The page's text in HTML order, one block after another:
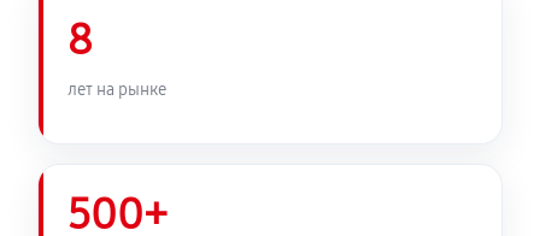
8
лет на рынке
500+